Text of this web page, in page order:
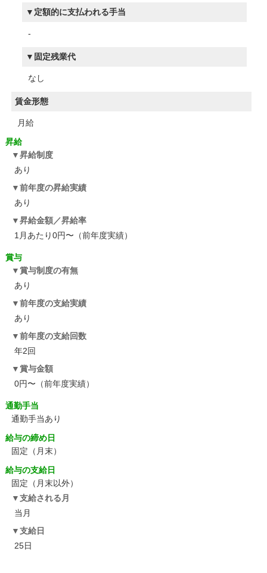
定額的に支払われる手当
-
固定残業代
なし
賃金形態
月給
昇給
昇給制度
あり
前年度の昇給実績
あり
昇給金額／昇給率
1月あたり0円〜（前年度実績）
賞与
賞与制度の有無
あり
前年度の支給実績
あり
前年度の支給回数
年2回
賞与金額
0円〜（前年度実績）
通勤手当
通勤手当あり
給与の締め日
固定（月末）
給与の支給日
固定（月末以外）
支給される月
当月
支給日
25日